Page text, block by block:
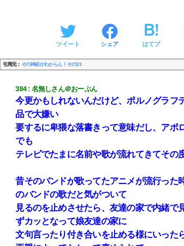
ツイート シェア はてブ
引用元： その神経がわからん！その33
384 名無しさん＠おーぷん
今更かもしれないんだけど、ポルノグラフ
品で大嫌い
要するに卑猥な落書きって意味だし、アポ
でも
テレビでたまに名前や歌が流れてきてその
昔そのバンドが歌ってたアニメが流行った
のバンドの歌だと気がついて
見るのを止めさせたら、友達の家で内緒で
ずカッとなって娘友達の家に
文句言ったり付き合いを止める様にいった